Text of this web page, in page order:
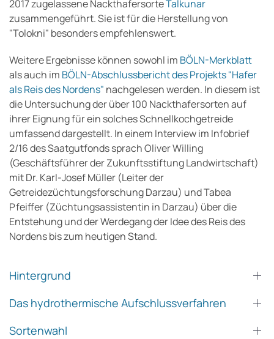
2017 zugelassene NackthafersorteTalkunar
zusammengeführt. Sie ist für die Herstellung von
"Tolokni" besonders empfehlenswert.
Weitere Ergebnisse können sowohl im BÖLN-Merkblatt
als auch im BÖLN-Abschlussbericht des Projekts "Hafer
als Reis des Nordens" nachgelesen werden. In diesem ist
die Untersuchung der über 100 Nackthafersorten auf
ihrer Eignung für ein solches Schnellkochgetreide
umfassend dargestellt. In einem Interview im Infobrief
2/16 des Saatgutfonds sprach Oliver Willing
(Geschäftsführer der Zukunftsstiftung Landwirtschaft)
mit Dr. Karl-Josef Müller (Leiter der
Getreidezüchtungsforschung Darzau) und Tabea
Pfeiffer (Züchtungsassistentin in Darzau) über die
Entstehung und der Werdegang der Idee des Reis des
Nordens bis zum heutigen Stand.
Hintergrund
Das hydrothermische Aufschlussverfahren
Sortenwahl